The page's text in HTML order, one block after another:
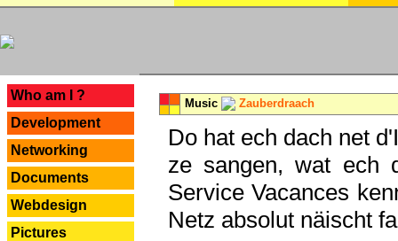
Who am I ?
Development
Networking
Documents
Webdesign
Pictures
Music Zauberdraach
Do hat ech dach net
ze sangen, wat ech
Service Vacances
Netz absolut näischt